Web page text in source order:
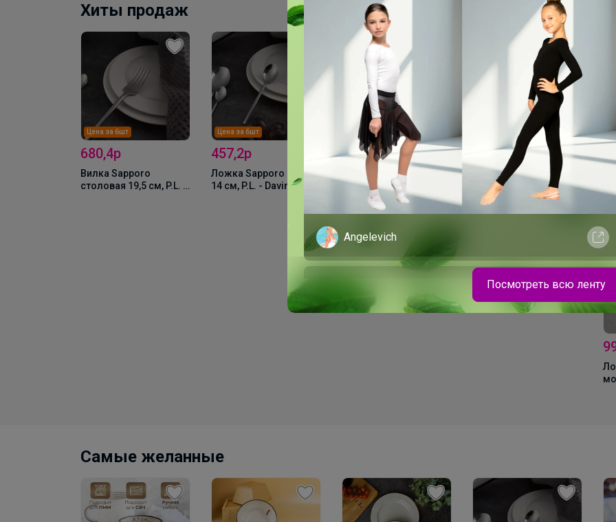
Хиты продаж
Цена за 6шт
680,4р
Вилка Sapporo
столовая 19,5 см, P.L. -
Цена за 6шт
457,2р
Ложка Sapporo чайная
14 см, P.L. - Davinci
220,2р
Кружка Ocean Fusion
400 мл, P.L. Proff
Cuisine
Цена за 6шт
680,4р
Ложка Sapporo
столовая 19 см, P.L. -
Davinci
Самые желанные
Angelevich
Утепленный жилет это то, что нужно для
холодных сентябрьских дней
Посмотреть всю ленту